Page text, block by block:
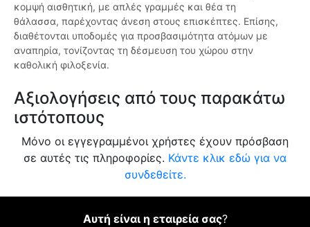
κομψή αισθητική, με απλές γραμμές και θέα τη
θάλασσα, παρέχοντας άνεση στους επισκέπτες. Επίσης,
διαθέτονται υποδομές για προσβασιμότητα ατόμων με
αναπηρία, τονίζοντας τη δέσμευση του χώρου στην
καθολική φιλοξενία.
Αξιολογήσεις από τους παρακάτω
ιστότοπους
Μόνο οι εγγεγραμμένοι χρήστες έχουν πρόσβαση
σε αυτές τις πληροφορίες. Κάντε κλικ εδώ για να
συνδεθείτε.
Αυτή είναι η εταιρεία σας?